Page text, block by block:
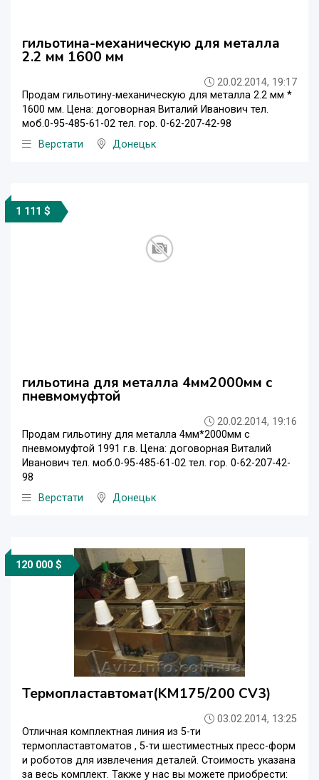
гильотина-механическую для металла
2.2 мм 1600 мм
20.02.2014, 19:17
Продам гильотину-механическую для металла 2.2 мм *
1600 мм. Цена: договорная Виталий Иванович тел.
моб.0-95-485-61-02 тел. гор. 0-62-207-42-98
Верстати
Донецьк
1 111 $
гильотина для металла 4мм2000мм с
пневмомуфтой
20.02.2014, 19:16
Продам гильотину для металла 4мм*2000мм с
пневмомуфтой 1991 г.в. Цена: договорная Виталий
Иванович тел. моб.0-95-485-61-02 тел. гор. 0-62-207-42-
98
Верстати
Донецьк
120 000 $
Термопластавтомат(KM175/200 CV3)
03.02.2014, 13:25
Отличная комплектная линия из 5-ти
термопластавтоматов , 5-ти шестиместных пресс-форм
и роботов для извлечения деталей. Стоимость указана
за весь комплект. Также у нас вы можете приобрести: